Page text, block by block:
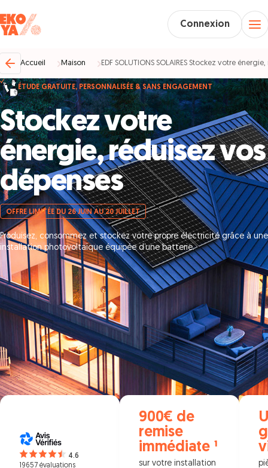
Connexion
Accueil Maison EDF SOLUTIONS SOLAIRES Stockez votre
ÉTUDE GRATUITE, PERSONNALISÉE & SANS ENGAGEMENT
Stockez votre
énergie, réduisez vos
dépenses
OFFRE LIMITÉE DU 26 JUIN AU 20 JUILLET
Produisez, consommez et stockez votre propre électricité grâce à une
installation photovoltaïque équipée d’une batterie.
4.6
19657 évaluations
900€ de
remise
immédiate ¹
sur votre installation